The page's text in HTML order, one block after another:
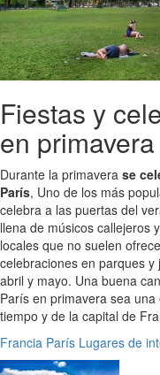
Fiestas y
en primavera
Durante la primavera se
París, Uno de los más
celebra a las puertas del
llena de músicos callejeros
locales que no suelen
celebraciones en parques
abril y mayo. Una buena
París en primavera sea
tiempo y de la capital de
Francia París Lugares de